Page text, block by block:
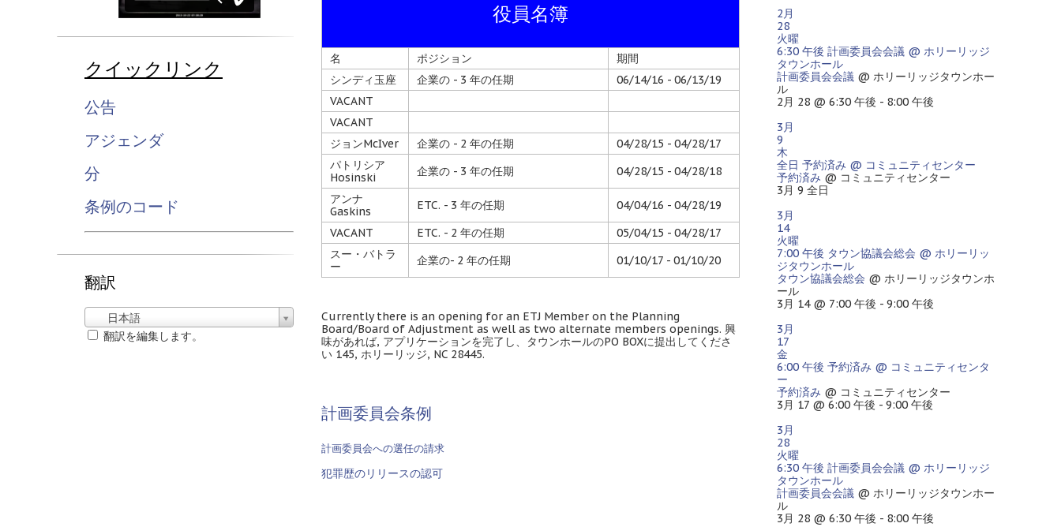
クイックリンク
公告
アジェンダ
分
条例のコード
翻訳
日本語
翻訳を編集します。
役員名簿
名 ポジション
期間
シンディ玉座
企業の - 3 年の任期
06/14/16 - 06/13/19
VACANT
VACANT
ジョンMcIver
企業の - 2 年の任期
04/28/15 - 04/28/17
パトリシア
Hosinski
企業の - 3 年の任期
04/28/15 - 04/28/18
アンナ
Gaskins
ETC. - 3 年の任期
04/04/16 - 04/28/19
VACANT
ETC. - 2 年の任期
05/04/15 - 04/28/17
スー・バトラ
ー
企業の- 2 年の任期 01/10/17 - 01/10/20
Currently there is an opening for an ETJ Member on the Planning
Board/Board of Adjustment as well as two alternate members openings. 興
味があれば, アプリケーションを完了し、タウンホールのPO BOXに提出してくださ
い 145, ホリーリッジ, NC 28445.
計画委員会条例
計画委員会への選任の請求
犯罪歴のリリースの認可
2月
28
火曜
6:30 午後 計画委員会会議 @ ホリーリッジ
タウンホール
計画委員会会議 @ ホリーリッジタウンホー
ル
2月 28 @ 6:30 午後 - 8:00 午後
3月
9
木
全日 予約済み @ コミュニティセンター
予約済み @ コミュニティセンター
3月 9 全日
3月
14
火曜
7:00 午後 タウン協議会総会 @ ホリーリッ
ジタウンホール
タウン協議会総会 @ ホリーリッジタウンホ
ール
3月 14 @ 7:00 午後 - 9:00 午後
3月
17
金
6:00 午後 予約済み @ コミュニティセンタ
ー
予約済み @ コミュニティセンター
3月 17 @ 6:00 午後 - 9:00 午後
3月
28
火曜
6:30 午後 計画委員会会議 @ ホリーリッジ
タウンホール
計画委員会会議 @ ホリーリッジタウンホー
ル
3月 28 @ 6:30 午後 - 8:00 午後